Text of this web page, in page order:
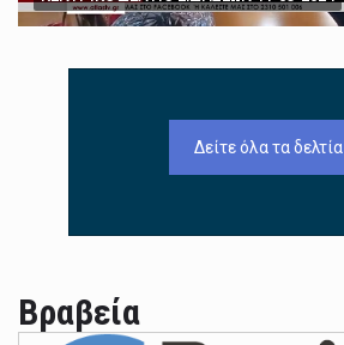
Δείτε όλα τα δελτία
Βραβεία